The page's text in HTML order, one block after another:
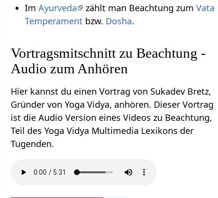
Im Ayurveda zählt man Beachtung zum Vata
Temperament bzw. Dosha.
Vortragsmitschnitt zu Beachtung -
Audio zum Anhören
Hier kannst du einen Vortrag von Sukadev Bretz,
Gründer von Yoga Vidya, anhören. Dieser Vortrag
ist die Audio Version eines Videos zu Beachtung,
Teil des Yoga Vidya Multimedia Lexikons der
Tugenden.